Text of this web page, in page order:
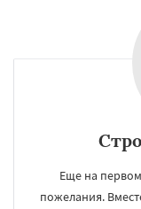
Еще на
пожелания.